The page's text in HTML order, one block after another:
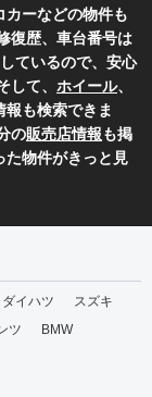
カーなどの物件も
復歴、車台番号は
ているので、安心
して、 ホイール、
報も検索できま
の販売店情報も掲
た物件がきっと見
ダイハツ
スズキ
ツ
BMW